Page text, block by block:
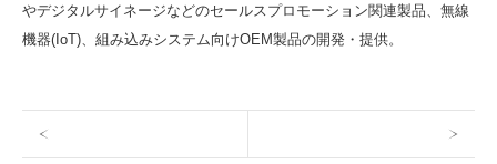
やデジタルサイネージなどのセールスプロモーション関連製品、無線
機器(IoT)、組み込みシステム向けOEM製品の開発・提供。